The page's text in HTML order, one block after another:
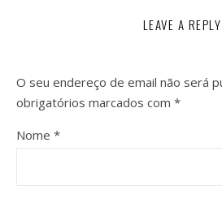
LEAVE A REPLY
O seu endereço de email não será
obrigatórios marcados com *
Nome *